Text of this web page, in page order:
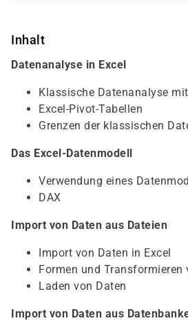
Inhalt
Datenanalyse in Excel
Klassische Datenanalyse
Excel-Pivot-Tabellen
Grenzen der klassischen
Das Excel-Datenmodell
Verwendung eines
DAX
Import von Daten aus Dateien
Import von Daten in Excel
Formen und Transformieren
Laden von Daten
Import von Daten aus